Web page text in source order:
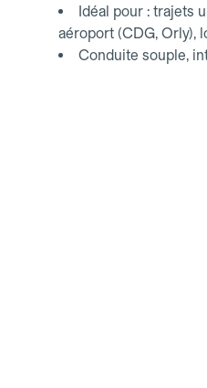
Idéal pour : trajets
aéroport (CDG, Orly),
Conduite souple,